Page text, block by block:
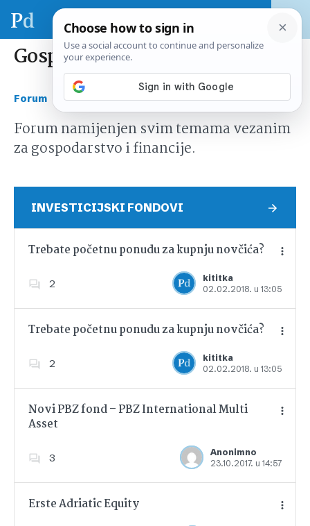
Gospodarstvo i financije
Forum Gospodarstvo i financije
Forum namijenjen svim temama vezanim
za gospodarstvo i financije.
INVESTICIJSKI FONDOVI
Trebate početnu ponudu za kupnju novčića?
2
kititka
02.02.2018. u 13:05
Dodajte u favorite
Trebate početnu ponudu za kupnju novčića?
2
kititka
02.02.2018. u 13:05
Dodajte u favorite
Novi PBZ fond – PBZ International Multi
Asset
3
Anonimno
23.10.2017. u 14:57
Dodajte u favorite
Erste Adriatic Equity